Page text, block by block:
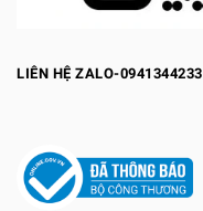
LIÊN HỆ ZALO-0941344233